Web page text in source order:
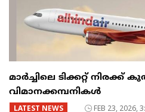
മാർച്ചിലെ ടിക്കറ്റ് നിരക്ക്
വിമാനക്കമ്പനികൾ
LATEST NEWS FEB 23, 2026,